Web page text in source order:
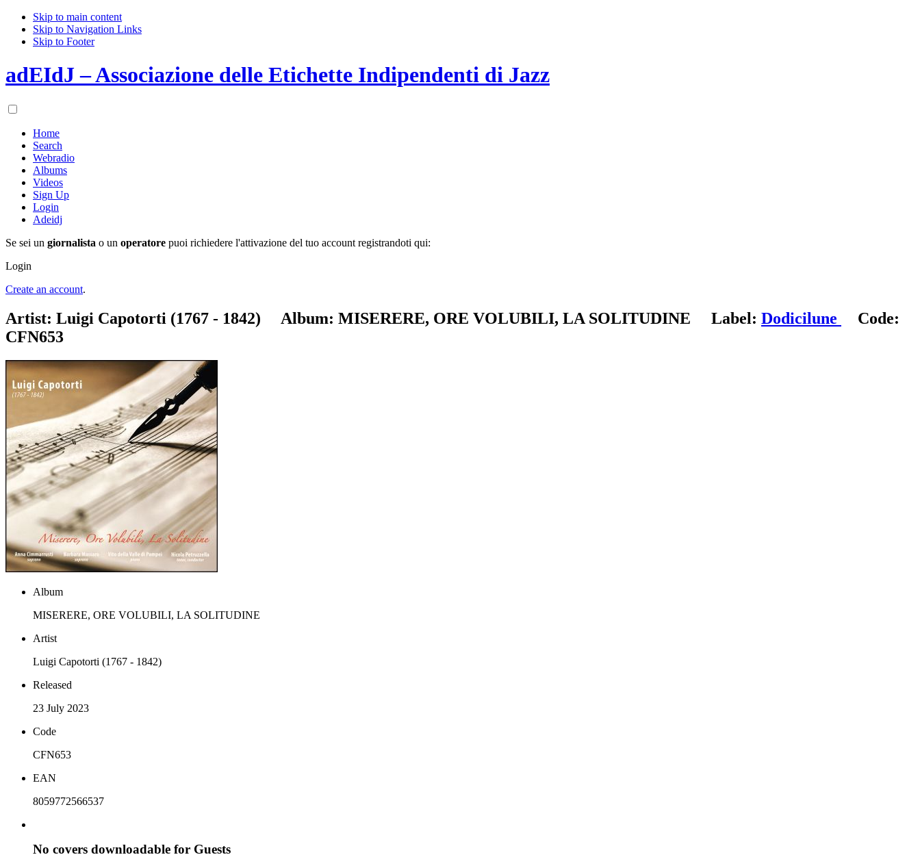
Skip to main content
Skip to Navigation Links
Skip to Footer
adEIdJ – Associazione delle Etichette Indipendenti di Jazz
Home
Search
Webradio
Albums
Videos
Sign Up
Login
Adeidj
Se sei un giornalista o un operatore puoi richiedere l'attivazione del tuo account registrandoti qui:
Login
Create an account.
Artist: Luigi Capotorti (1767 - 1842) Album: MISERERE, ORE VOLUBILI, LA SOLITUDINE Label: Dodicilune
Code:
CFN653
Album
MISERERE, ORE VOLUBILI, LA SOLITUDINE
Artist
Luigi Capotorti (1767 - 1842)
Released
23 July 2023
Code
CFN653
EAN
8059772566537
No covers downloadable for Guests